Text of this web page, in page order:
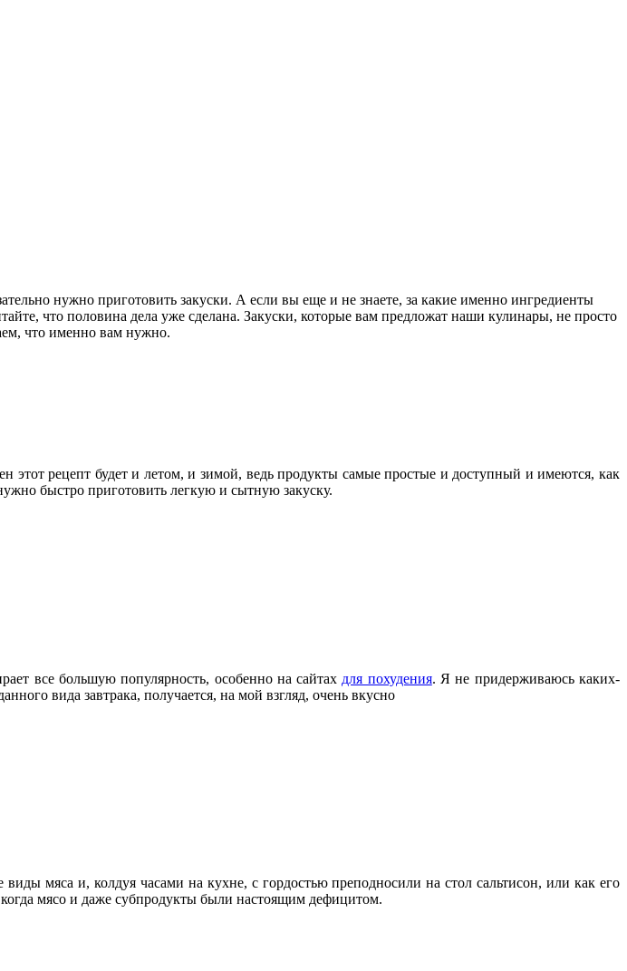
нужно приготовить закуски. А если вы еще и не знаете, за какие именно ингредиенты
что половина дела уже сделана. Закуски, которые вам предложат наши кулинары, не просто
что именно вам нужно.
рецепт будет и летом, и зимой, ведь продукты самые простые и доступный и имеются, как
быстро приготовить легкую и сытную закуску.
все большую популярность, особенно на сайтах для похудения. Я не придерживаюсь каких-
вида завтрака, получается, на мой взгляд, очень вкусно
мяса и, колдуя часами на кухне, с гордостью преподносили на стол сальтисон, или как его
мясо и даже субпродукты были настоящим дефицитом.